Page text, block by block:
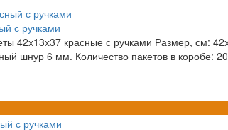
с ручками
42х13х37 красные с ручками Размер, см:
шнур 6 мм. Количество пакетов в коробе: